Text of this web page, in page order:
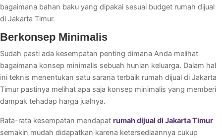
bagaimana bahan baku yang dipakai sesuai budget rumah dijual
di Jakarta Timur.
Berkonsep Minimalis
Sudah pasti ada kesempatan penting dimana Anda melihat
bagaimana konsep minimalis sebuah hunian keluarga. Dalam hal
ini teknis menentukan satu sarana terbaik rumah dijual di Jakarta
Timur pastinya melihat apa saja konsep minimalis yang memberi
dampak tehadap harga jualnya.
Rata-rata kesempatan mendapat rumah dijual di Jakarta Timur
semakin mudah didapatkan karena ketersediaannya cukup